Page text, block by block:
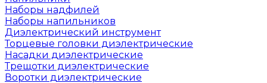
Наборы надфилей
Наборы напильников
Диэлектрический инструмент
Торцевые головки диэлектрические
Насадки диэлектрические
Трещотки диэлектрические
Воротки диэлектрические